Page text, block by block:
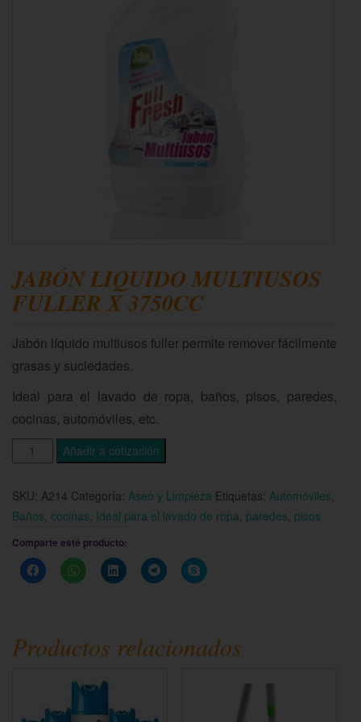
JABÓN LIQUIDO MULTIUSOS
FULLER X 3750CC
Jabón líquido multiusos fuller permite remover fácilmente
grasas y suciedades.
Ideal para el lavado de ropa, baños, pisos, paredes,
cocinas, automóviles, etc.
Añadir a cotización
SKU: A214 Categoría: Aseo y Limpieza Etiquetas: Automóviles,
Baños, cocinas, Ideal para el lavado de ropa, paredes, pisos
Comparte esté producto:
Haz
clic
abre
en
nueva)
Haz
clic
abre
en
nueva)
Haz
clic
abre
en
Haz
clic
abre
en
Haz
clic
abre
en
Productos relacionados